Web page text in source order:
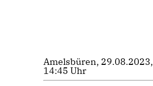
Amelsbüren, 29.08.2023,
14:45 Uhr